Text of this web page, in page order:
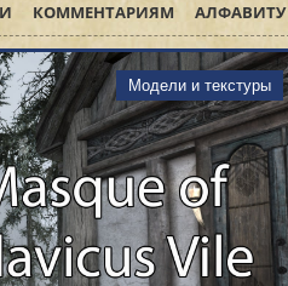
КОММЕНТАРИЯМ АЛФАВИТУ
Модели и текстуры